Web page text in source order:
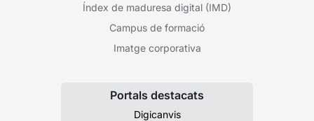
Índex de maduresa digital (IMD)
Campus de formació
Imatge corporativa
Portals destacats
Digicanvis